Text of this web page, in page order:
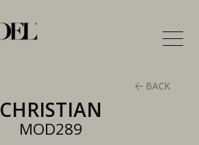
BACK
CHRISTIAN
MOD289